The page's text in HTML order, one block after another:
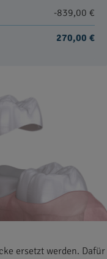
-839,00 €
270,00 €
ersetzt werden. Dafür